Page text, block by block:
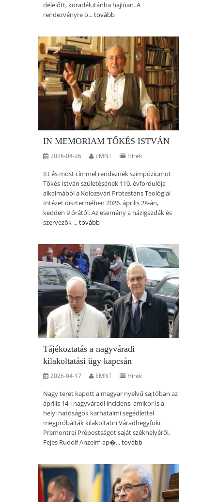
délelőtt, koradélutánba hajlóan. A
rendezvényre ö...tovább
IN MEMORIAM TŐKÉS ISTVÁN
2026-04-26 EMNT Hírek
Itt és most címmel rendeznek szimpóziumot
Tőkés István születésének 110. évfordulója
alkalmából a Kolozsvári Protestáns Teológiai
Intézet dísztermében 2026. április 28-án,
kedden 9 órától. Az esemény a házigazdák és
szervezők ...tovább
Tájékoztatás a nagyváradi
kilakoltatási ügy kapcsán
2026-04-17 EMNT Hírek
Nagy teret kapott a magyar nyelvű sajtóban az
április 14-i nagyváradi incidens, amikor is a
helyi hatóságok karhatalmi segédlettel
megpróbálták kilakoltatni Váradhegyfoki
Premontrei Prépostságot saját székhelyéről,
Fejes Rudolf Anzelm ap�...tovább